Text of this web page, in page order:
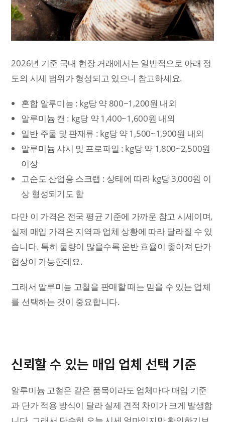
2026년 기준 국내 현장 거래에서는 일반적으로 아래 정
도의 시세 범위가 형성되고 있으니 참고하세요.
혼합 알루미늄 : kg당 약 800~1,200원 내외
알루미늄 캔 : kg당 약 1,400~1,600원 내외
일반 주물 및 판재류 : kg당 약 1,500~1,900원 내외
알루미늄 샤시 및 프로파일 : kg당 약 1,800~2,500원
이상
고순도 산업용 스크랩 : 상태에 따라 kg당 3,000원 이
상 형성되기도 함
다만 이 가격은 전국 평균 기준에 가까운 참고 시세이며,
실제 매입 가격은 지역과 업체 상황에 따라 달라질 수 있
습니다. 특히 물량이 많을수록 운반 효율이 좋아져 단가
협상이 가능한데요.
그래서 알루미늄 고철을 판매할 때는 믿을 수 있는 업체
를 선택하는 것이 중요합니다.
신뢰할 수 있는 매입 업체 선택 기준
알루미늄 고철은 같은 품목이라도 업체마다 매입 기준
과 단가 적용 방식이 달라 실제 견적 차이가 크게 발생합